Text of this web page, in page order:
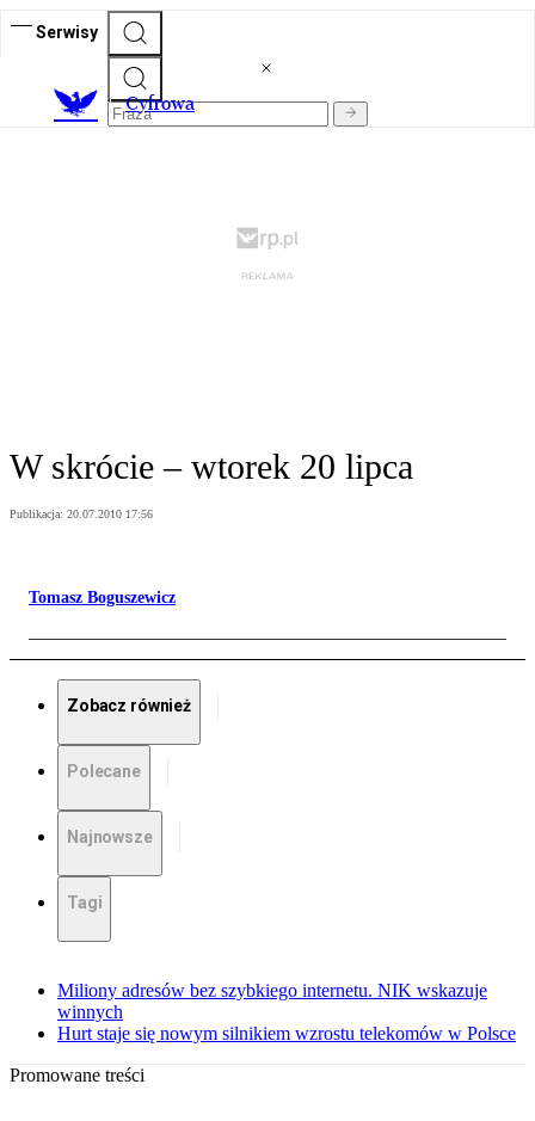
Serwisy
Cyfrowa
W skrócie – wtorek 20 lipca
Publikacja: 20.07.2010 17:56
Tomasz Boguszewicz
Zobacz również
Polecane
Najnowsze
Tagi
Miliony adresów bez szybkiego internetu. NIK wskazuje
winnych
Hurt staje się nowym silnikiem wzrostu telekomów w Polsce
Promowane treści